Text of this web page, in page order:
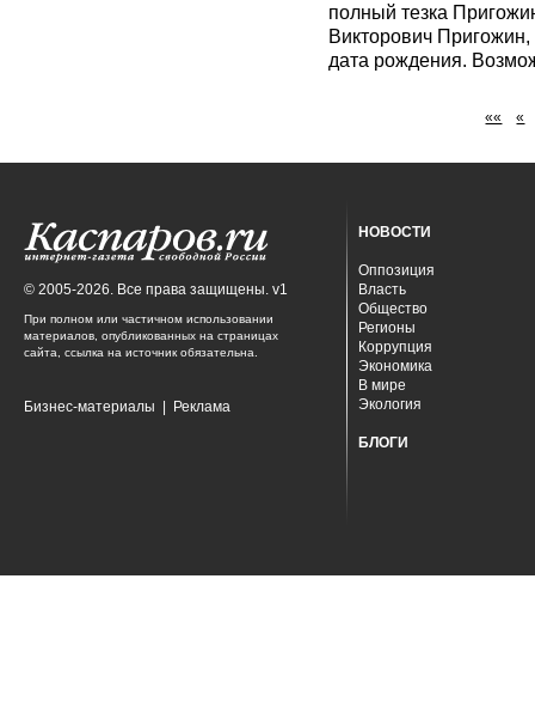
полный тезка
Викторович Пригожин,
дата рождения.
«« «
© 2005-2026. Все права защищены. v1
При полном или частичном использовании
материалов, опубликованных на страницах
сайта, ссылка на источник обязательна.
Бизнес-материалы Реклама
НОВОСТИ
Оппозиция
Власть
Общество
Регионы
Коррупция
Экономика
В мире
Экология
БЛОГИ